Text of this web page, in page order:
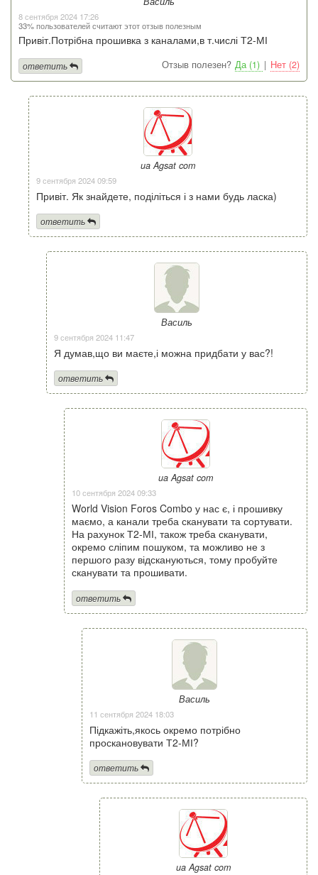
8 сентября 2024 17:26
33% пользователей считают этот отзыв полезным
Привіт.Потрібна прошивка з каналами,в т.числі Т2-МІ
Отзыв полезен? Да (1) | Нет (2)
ответить
ua Agsat com
9 сентября 2024 09:59
Привіт. Як знайдете, поділіться і з нами будь ласка)
ответить
Василь
9 сентября 2024 11:47
Я думав,що ви маєте,і можна придбати у вас?!
ответить
ua Agsat com
10 сентября 2024 09:33
World Vision Foros Combo у нас є, і прошивку
маємо, а канали треба сканувати та сортувати.
На рахунок Т2-МІ, також треба сканувати,
окремо сліпим пошуком, та можливо не з
першого разу відскануються, тому пробуйте
сканувати та прошивати.
ответить
Василь
11 сентября 2024 18:03
Підкажіть,якось окремо потрібно
проскановувати Т2-МІ?
ответить
ua Agsat com